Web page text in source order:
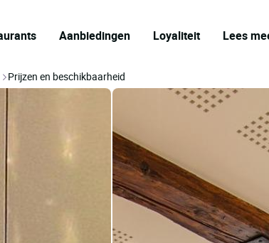
Aanbiedingen Loyaliteit Lees
Prijzen en beschikbaarheid